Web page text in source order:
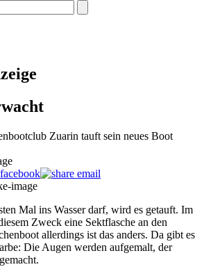
Zuarin tauft sein neues Boot
Mal ins Wasser darf, wird es getauft. Im
Zweck eine Sektflasche an den
allerdings ist das anders. Da gibt es
Die Augen werden aufgemalt, der